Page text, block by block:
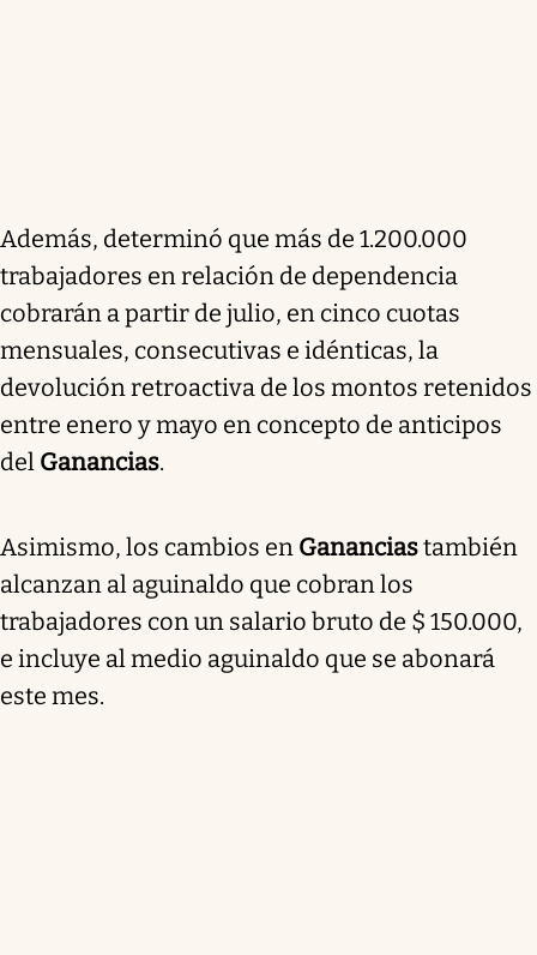
Además, determinó que más de 1.200.000
trabajadores en relación de dependencia
cobrarán a partir de julio, en cinco cuotas
mensuales, consecutivas e idénticas, la
devolución retroactiva de los montos retenidos
entre enero y mayo en concepto de anticipos
del Ganancias.
Asimismo, los cambios en Gananciastambién
alcanzan al aguinaldo que cobran los
trabajadores con un salario bruto de $ 150.000,
e incluye al medio aguinaldo que se abonará
este mes.